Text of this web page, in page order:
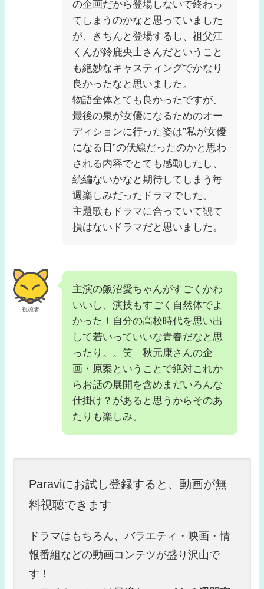
の企画だから登場しないで終わっ
てしまうのかなと思っていました
が、きちんと登場するし、祖父江
くんが鈴鹿央士さんだということ
も絶妙なキャスティングでかなり
良かったなと思いました。
物語全体とても良かったですが、
最後の泉が女優になるためのオー
ディションに行った姿は”私が女優
になる日”の伏線だったのかと思わ
される内容でとても感動したし、
続編ないかなと期待してしまう毎
週楽しみだったドラマでした。
主題歌もドラマに合っていて観て
損はないドラマだと思いました。
視聴者
主演の飯沼愛ちゃんがすごくかわ
いいし、演技もすごく自然体でよ
かった！自分の高校時代を思い出
して若いっていいな青春だなと思
ったり。。笑 秋元康さんの企
画・原案ということで絶対これか
らお話の展開を含めまだいろんな
仕掛け？があると思うからそのあ
たりも楽しみ。
Paraviにお試し登録すると、動画が無
料視聴できます
ドラマはもちろん、バラエティ・映画・情
報番組などの動画コンテツが盛り沢山で
す！